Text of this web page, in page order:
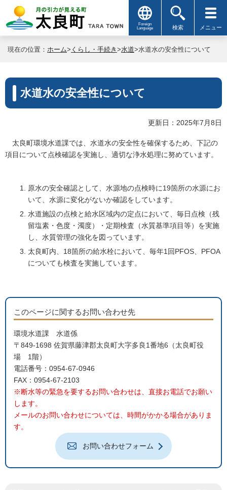
Foreign
Language
検索 メニュー
現在の位置： ホーム> くらし・手続き >水道>水道水の安全性について
水道水の安全性について
更新日：2025年7月8日
太良町環境水道課では、水道水の安全性を確保するため、下記の
項目について点検確認を実施し、適切な浄水処理に努めています。
原水の安全確認として、水源地の点検時に19箇所の水源にお
いて、水源に変化がないか確認をしています。
水道施設の点検と給水区域内の定点において、毎日点検（残
留塩素・色度・濁度）・定期検査（水質基準項目等）を実施
し、水質管理の強化を図っています。
太良町内、18箇所の給水栓において、毎年1回PFOS、PFOA
についても検査を実施しています。
このページに関するお問い合わせ先
環境水道課 水道係
〒849-1698 佐賀県藤津郡太良町大字多良1番地6（太良町役
場 1階）
電話番号：0954-67-0946
FAX：0954-67-2103
※断水等の緊急を要するお問い合わせは、直接お電話でお願い
します。
メールのお問い合わせについては、時間がかかる場合がありま
す。
お問い合わせフォーム